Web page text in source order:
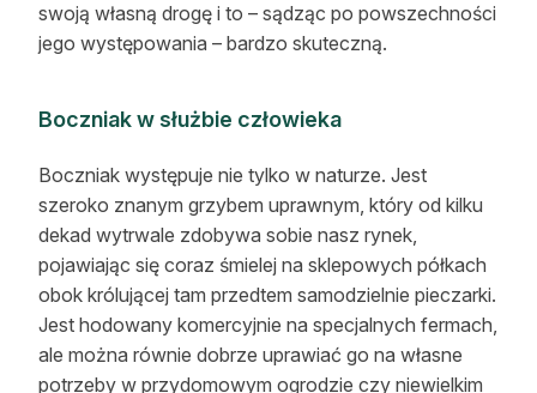
swoją własną drogę i to – sądząc po powszechności
jego występowania – bardzo skuteczną.
Boczniak w służbie człowieka
Boczniak występuje nie tylko w naturze. Jest
szeroko znanym grzybem uprawnym, który od kilku
dekad wytrwale zdobywa sobie nasz rynek,
pojawiając się coraz śmielej na sklepowych półkach
obok królującej tam przedtem samodzielnie pieczarki.
Jest hodowany komercyjnie na specjalnych fermach,
ale można równie dobrze uprawiać go na własne
potrzeby w przydomowym ogrodzie czy niewielkim